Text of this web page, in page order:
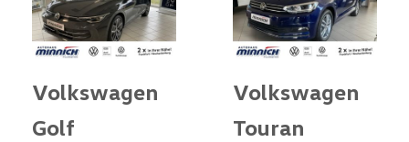
Volkswagen
Golf
Volkswagen
Touran